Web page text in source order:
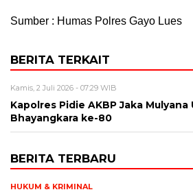
Sumber : Humas Polres Gayo Lues
BERITA TERKAIT
Kamis, 2 Juli 2026 - 07:29 WIB
Kapolres Pidie AKBP Jaka Mulyana
Bhayangkara ke-80
BERITA TERBARU
HUKUM & KRIMINAL